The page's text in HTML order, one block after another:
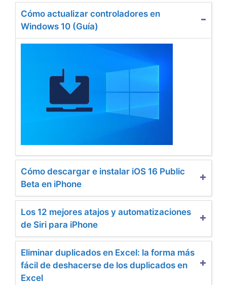
Cómo actualizar controladores en
Windows 10 (Guía)
Cómo descargar e instalar iOS 16 Public
Beta en iPhone
Los 12 mejores atajos y automatizaciones
de Siri para iPhone
Eliminar duplicados en Excel: la forma más
fácil de deshacerse de los duplicados en
Excel